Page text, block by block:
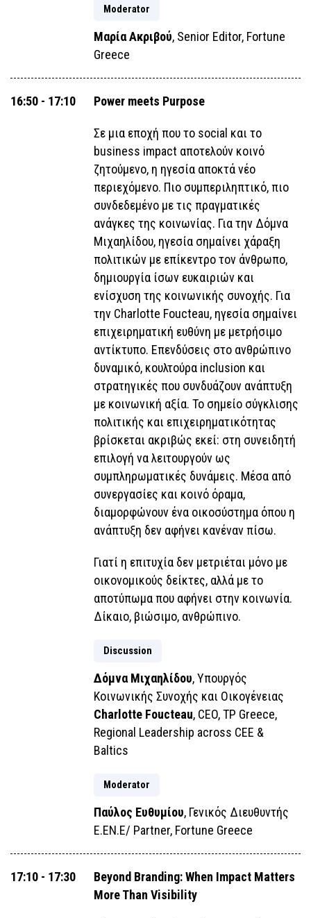
Moderator
Μαρία Ακριβού, Senior Editor, Fortune
Greece
16:50 - 17:10 Power meets Purpose
Σε μια εποχή που το social και το
business impact αποτελούν κοινό
ζητούμενο, η ηγεσία αποκτά νέο
περιεχόμενο. Πιο συμπεριληπτικό, πιο
συνδεδεμένο με τις πραγματικές
ανάγκες της κοινωνίας. Για την Δόμνα
Μιχαηλίδου, ηγεσία σημαίνει χάραξη
πολιτικών με επίκεντρο τον άνθρωπο,
δημιουργία ίσων ευκαιριών και
ενίσχυση της κοινωνικής συνοχής. Για
την Charlotte Foucteau, ηγεσία σημαίνει
επιχειρηματική ευθύνη με μετρήσιμο
αντίκτυπο. Επενδύσεις στο ανθρώπινο
δυναμικό, κουλτούρα inclusion και
στρατηγικές που συνδυάζουν ανάπτυξη
με κοινωνική αξία. Το σημείο σύγκλισης
πολιτικής και επιχειρηματικότητας
βρίσκεται ακριβώς εκεί: στη συνειδητή
επιλογή να λειτουργούν ως
συμπληρωματικές δυνάμεις. Μέσα από
συνεργασίες και κοινό όραμα,
διαμορφώνουν ένα οικοσύστημα όπου η
ανάπτυξη δεν αφήνει κανέναν πίσω.
Γιατί η επιτυχία δεν μετριέται μόνο με
οικονομικούς δείκτες, αλλά με το
αποτύπωμα που αφήνει στην κοινωνία.
Δίκαιο, βιώσιμο, ανθρώπινο.
Discussion
Δόμνα Μιχαηλίδου, Υπουργός
Κοινωνικής Συνοχής και Οικογένειας
Charlotte Foucteau, CEO, TP Greece,
Regional Leadership across CEE &
Baltics
Moderator
Παύλος Ευθυμίου, Γενικός Διευθυντής
Ε.ΕΝ.Ε/ Partner, Fortune Greece
17:10 - 17:30
Beyond Branding: When Impact Matters
More Than Visibility